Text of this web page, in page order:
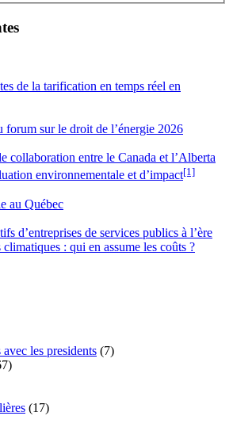
de la tarification en temps réel en
forum sur le droit de l’énergie 2026
collaboration entre le Canada et l’Alberta
environnementale et d’impact[1]
au Québec
d’entreprises de services publics à l’ère
climatiques : qui en assume les coûts ?
les presidents (7)
(17)